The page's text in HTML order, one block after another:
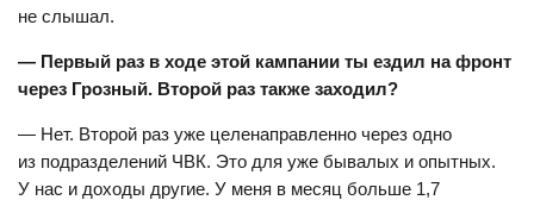
не слышал.
— Первый раз в ходе этой кампании ты ездил на фронт
через Грозный. Второй раз также заходил?
— Нет. Второй раз уже целенаправленно через одно
из подразделений ЧВК. Это для уже бывалых и опытных.
У нас и доходы другие. У меня в месяц больше 1,7